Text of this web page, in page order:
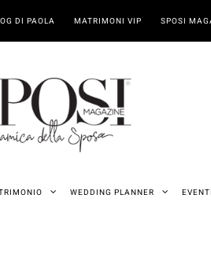
DI PAOLA MATRIMONI VIP SPOSI
WEDDING PLANNER EVENTI